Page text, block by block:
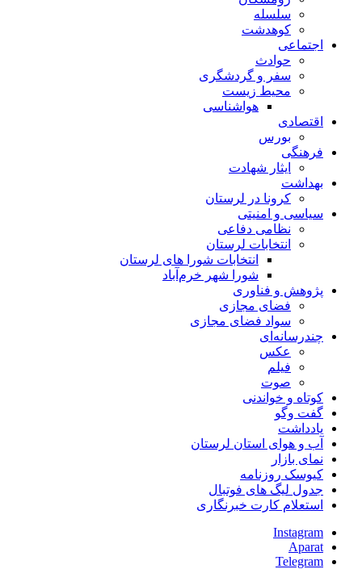
سلسله
کوهدشت
اجتماعی
حوادث
سفر و گردشگری
محیط زیست
هواشناسی
اقتصادی
بورس
فرهنگی
ایثار شهادت
بهداشت
کرونا در لرستان
سیاسی و امنیتی
نظامی دفاعی
انتخابات لرستان
انتخابات شورا های لرستان
شورا شهر خرم‌آباد
پژوهش و فناوری
فضای مجازی
سواد فضای مجازی
چندرسانه‌ای
عكس
فیلم
صوت
کوتاه و خواندنی
گفت وگو
یادداشت
آب و هوای استان لرستان
نمای بازار
کیوسک روزنامه
جدول لیگ های فوتبال
استعلام کارت خبرنگاری
Instagram
Aparat
Telegram